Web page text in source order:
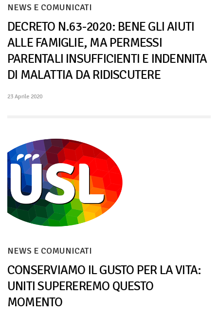
NEWS E COMUNICATI
DECRETO N.63-2020: BENE GLI AIUTI
ALLE FAMIGLIE, MA PERMESSI
PARENTALI INSUFFICIENTI E INDENNITA
DI MALATTIA DA RIDISCUTERE
23 Aprile 2020
NEWS E COMUNICATI
CONSERVIAMO IL GUSTO PER LA VITA:
UNITI SUPEREREMO QUESTO
MOMENTO